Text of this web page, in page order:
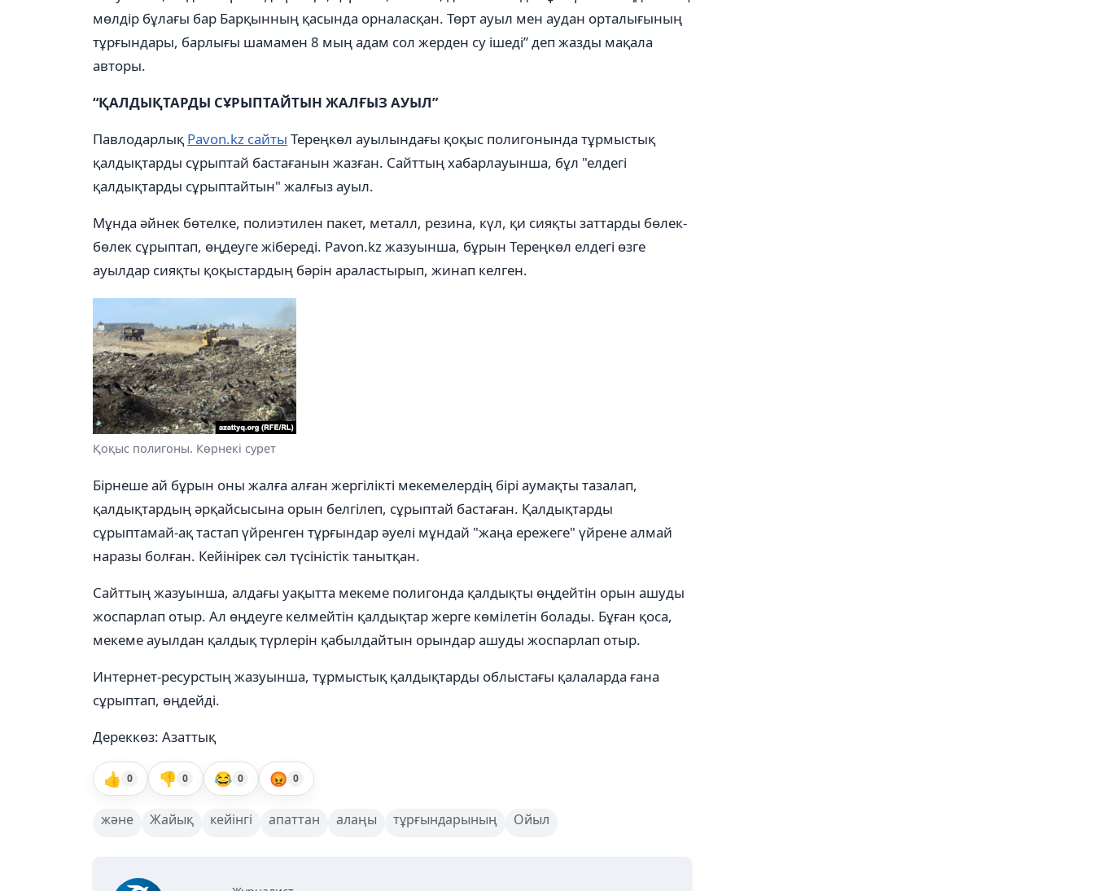
мөлдір бұлағы бар Барқынның қасында орналасқан. Төрт ауыл мен аудан орталығының
тұрғындары, барлығы шамамен 8 мың адам сол жерден су ішеді” деп жазды мақала
авторы.
“ҚАЛДЫҚТАРДЫ СҰРЫПТАЙТЫН ЖАЛҒЫЗ АУЫЛ”
Павлодарлық Pavon.kz сайты Тереңкөл ауылындағы қоқыс полигонында тұрмыстық
қалдықтарды сұрыптай бастағанын жазған. Сайттың хабарлауынша, бұл "елдегі
қалдықтарды сұрыптайтын" жалғыз ауыл.
Мұнда әйнек бөтелке, полиэтилен пакет, металл, резина, күл, қи сияқты заттарды бөлек-
бөлек сұрыптап, өңдеуге жібереді. Pavon.kz жазуынша, бұрын Тереңкөл елдегі өзге
ауылдар сияқты қоқыстардың бәрін араластырып, жинап келген.
Қоқыс полигоны. Көрнекі сурет
Бірнеше ай бұрын оны жалға алған жергілікті мекемелердің бірі аумақты тазалап,
қалдықтардың әрқайсысына орын белгілеп, сұрыптай бастаған. Қалдықтарды
сұрыптамай-ақ тастап үйренген тұрғындар әуелі мұндай "жаңа ережеге" үйрене алмай
наразы болған. Кейінірек сәл түсіністік танытқан.
Сайттың жазуынша, алдағы уақытта мекеме полигонда қалдықты өңдейтін орын ашуды
жоспарлап отыр. Ал өңдеуге келмейтін қалдықтар жерге көмілетін болады. Бұған қоса,
мекеме ауылдан қалдық түрлерін қабылдайтын орындар ашуды жоспарлап отыр.
Интернет-ресурстың жазуынша, тұрмыстық қалдықтарды облыстағы қалаларда ғана
сұрыптап, өңдейді.
Дереккөз: Азаттық
👍 0 👎 0 😂 0 😡 0
және Жайық кейінгі апаттан алаңы тұрғындарының Ойыл